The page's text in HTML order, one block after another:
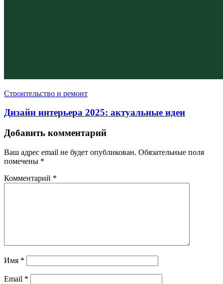
Строительство и ремонт
Дизайн интерьера 2025: актуальные идеи
Добавить комментарий
Ваш адрес email не будет опубликован. Обязательные поля
помечены *
Комментарий *
Имя *
Email *